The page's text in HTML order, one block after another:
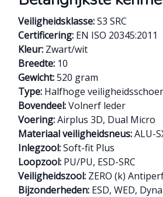
Veiligheidsklasse:S3 SRC
Certificering: EN ISO 20345:2011
Kleur: Zwart/wit
Breedte: 10
Gewicht:520 gram
Type: Halfhoge
Bovendeel:Volnerf leder
Voering:Airplus 3D, Dual Micro
Materiaal veiligheidsneus:ALU-
Inlegzool:Soft-fit Plus
Loopzool: PU/PU, ESD-SRC
Veiligheidszool: ZERO (k)
Bijzonderheden: ESD, WED,